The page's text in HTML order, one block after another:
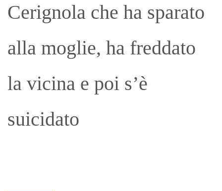
Cerignola che ha sparato
alla moglie, ha freddato
la vicina e poi s’è
suicidato